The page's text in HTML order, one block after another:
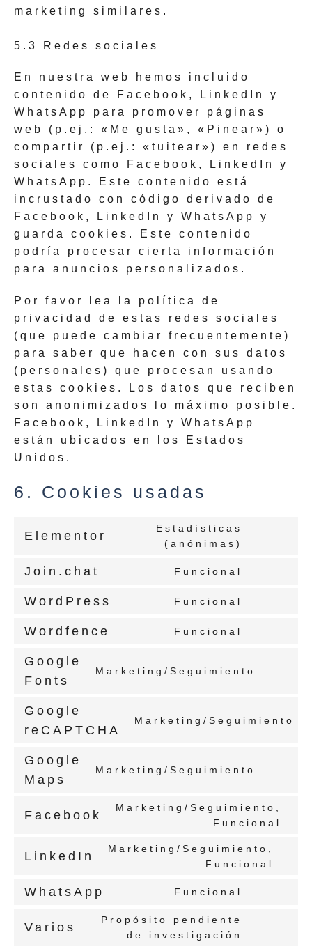
marketing similares.
5.3 Redes sociales
En nuestra web hemos incluido
contenido de Facebook, LinkedIn y
WhatsApp para promover páginas
web (p.ej.: «Me gusta», «Pinear») o
compartir (p.ej.: «tuitear») en redes
sociales como Facebook, LinkedIn y
WhatsApp. Este contenido está
incrustado con código derivado de
Facebook, LinkedIn y WhatsApp y
guarda cookies. Este contenido
podría procesar cierta información
para anuncios personalizados.
Por favor lea la política de
privacidad de estas redes sociales
(que puede cambiar frecuentemente)
para saber que hacen con sus datos
(personales) que procesan usando
estas cookies. Los datos que reciben
son anonimizados lo máximo posible.
Facebook, LinkedIn y WhatsApp
están ubicados en los Estados
Unidos.
6. Cookies usadas
Elementor
Estadísticas
(anónimas)
Join.chat Funcional
WordPress Funcional
Wordfence Funcional
Google
Fonts
Marketing/Seguimiento
Google
reCAPTCHA
Marketing/Seguimiento
Google
Maps
Marketing/Seguimiento
Facebook
Marketing/Seguimiento,
Funcional
LinkedIn
Marketing/Seguimiento,
Funcional
WhatsApp Funcional
Varios
Propósito pendiente
de investigación